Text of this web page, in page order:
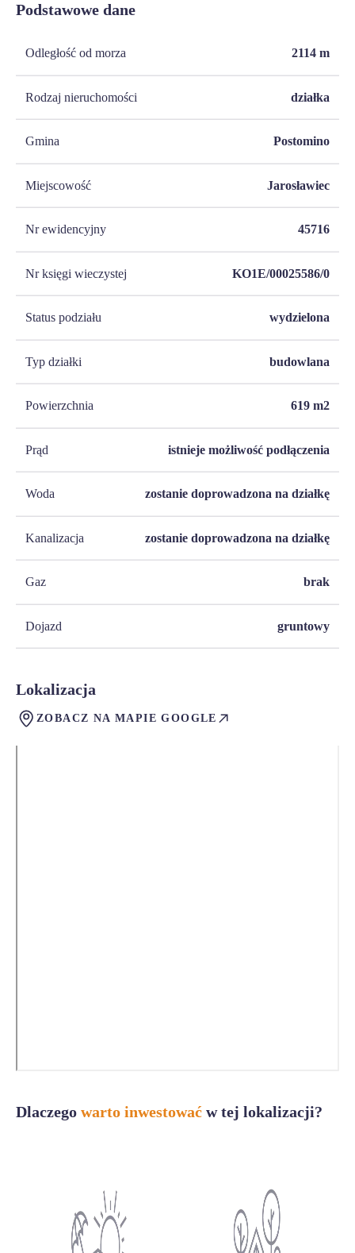
Podstawowe dane
Odległość od morza 2114 m
Rodzaj nieruchomości działka
Gmina Postomino
Miejscowość Jarosławiec
Nr ewidencyjny 45716
Nr księgi wieczystej KO1E/00025586/0
Status podziału wydzielona
Typ działki budowlana
Powierzchnia 619 m2
Prąd istnieje możliwość podłączenia
Woda zostanie doprowadzona na działkę
Kanalizacja zostanie doprowadzona na działkę
Gaz brak
Dojazd gruntowy
Lokalizacja
ZOBACZ NA MAPIE GOOGLE
Dlaczego warto inwestować w tej lokalizacji?